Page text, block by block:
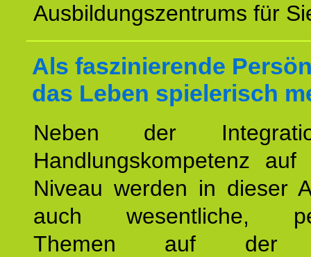
Ausbildungszentrums für
Als faszinierende
das Leben spielerisch
Neben der
Handlungskompetenz auf
Niveau werden in dieser
auch wesentliche,
Themen auf